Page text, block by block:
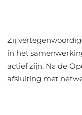
Zij
in het
actief zijn. Na de
afsluiting met